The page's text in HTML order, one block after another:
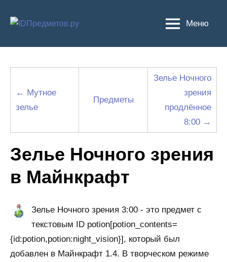
Меню
← Мутное
зелье
Предметы
Зелье Ночного
зрения
продлённое
8:00 →
Зелье Ночного зрения
в Майнкрафт
Зелье Ночного зрения 3:00 - это предмет с
текстовым ID potion[potion_contents=
{id:potion,potion:night_vision}], который был
добавлен в Майнкрафт 1.4. В творческом режиме